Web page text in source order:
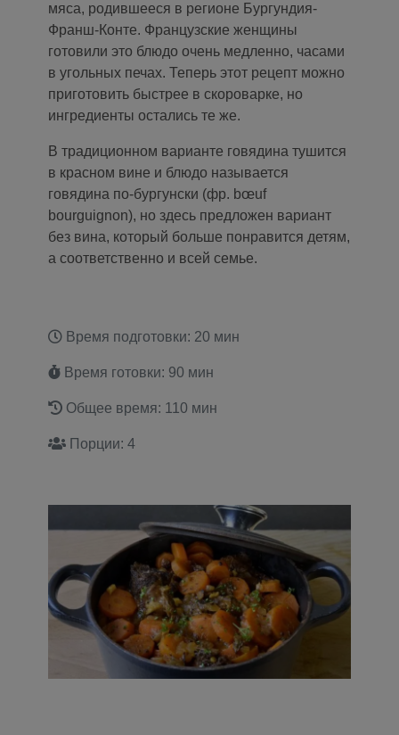
мяса, родившееся в регионе Бургундия-
Франш-Конте. Французские женщины
готовили это блюдо очень медленно, часами
в угольных печах. Теперь этот рецепт можно
приготовить быстрее в скороварке, но
ингредиенты остались те же.
В традиционном варианте говядина тушится
в красном вине и блюдо называется
говядина по-бургунски (фр. bœuf
bourguignon), но здесь предложен вариант
без вина, который больше понравится детям,
а соответственно и всей семье.
Время подготовки: 20 мин
Время готовки: 90 мин
Общее время: 110 мин
Порции: 4